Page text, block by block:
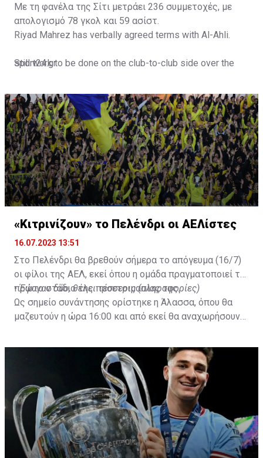
Με τη φανέλα της Σίτι μετράει 236 συμμετοχές, με
απολογισμό 78 γκολ και 59 ασίστ.
Riyad Mahrez has verbally agreed terms with Al-Ahli.
Still work to be done on the club-to-club side over the
Not a done deal yet, but Mahrez is keen on the move and
Al-Ahli hope to move fast.🇸🇦
pic.twitter.com/Z0SmniQXIP
— Ben Jacobs (@JacobsBen)July 15, 2023
sport24.gr
«Κιτρινίζουν» το Πελένδρι οι ΑΕΛίστες
16.07.2023 13:51
Στο Πελένδρι θα βρεθούν σήμερα το απόγευμα (16/7)
οι φίλοι της ΑΕΛ, εκεί όπου η ομάδα πραγματοποιεί το
πρώτο στάδιο της προετοιμασίας της.
•Έφυγαν δύο, θέλει τέσσερις (πληροφορίες)
Ως σημείο συνάντησης ορίστηκε η Άλασσα, όπου θα
μαζευτούν η ώρα 16:00 και από εκεί θα αναχωρήσουν